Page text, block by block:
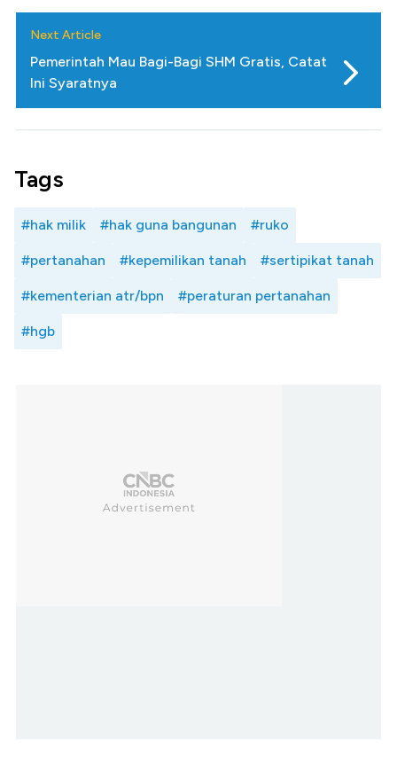
Next Article
Pemerintah Mau Bagi-Bagi SHM Gratis, Catat
Ini Syaratnya
Tags
#hak milik #hak guna bangunan #ruko
#pertanahan #kepemilikan tanah #sertipikat tanah
#kementerian atr/bpn #peraturan pertanahan
#hgb